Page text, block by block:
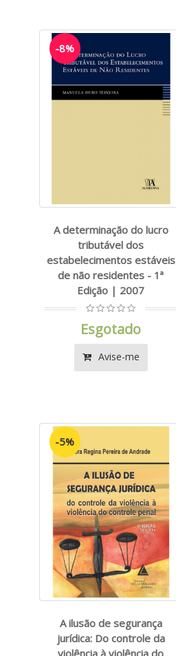
-8%
A determinação do lucro
tributável dos
estabelecimentos estáveis
de não residentes - 1ª
Edição | 2007
Esgotado
Avise-me
-5%
A ilusão de segurança
jurídica: Do controle da